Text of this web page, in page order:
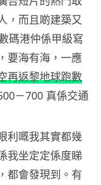
，而且啲建築又
碼港仲係甲級寫
要海有海，一應
再返黎地球跑數
－700 真係交通
利嘅我其實都幾
我坐定定係度睇
都會發現到。有